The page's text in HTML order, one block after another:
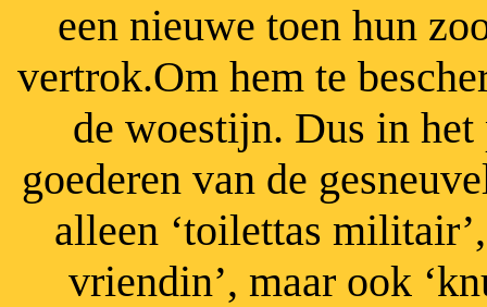
een nieuwe toen hun
vertrok.Om hem te
de woestijn. Dus in
goederen van de
alleen ‘toilettas
vriendin’, maar ook